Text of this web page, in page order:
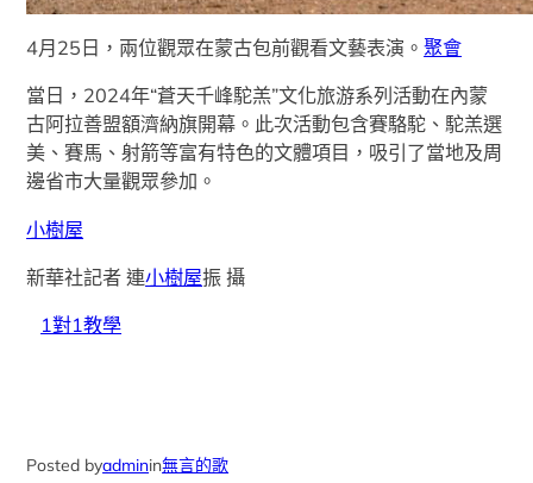
4月25日，兩位觀眾在蒙古包前觀看文藝表演。聚會
當日，2024年“蒼天千峰駝羔”文化旅游系列活動在內蒙
古阿拉善盟額濟納旗開幕。此次活動包含賽駱駝、駝羔選
美、賽馬、射箭等富有特色的文體項目，吸引了當地及周
邊省市大量觀眾參加。
小樹屋
新華社記者 連小樹屋振 攝
1對1教學
Posted byadminin無言的歌